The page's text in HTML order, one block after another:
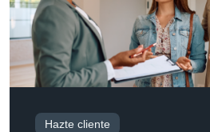
Hazte cliente